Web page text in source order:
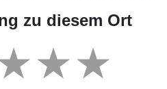
zu diesem Ort